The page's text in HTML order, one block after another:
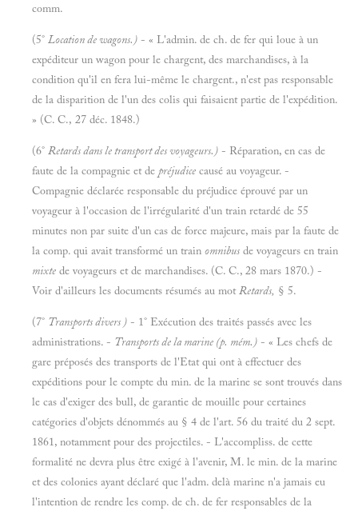
comm.
(5° Location de wagons.) - « L'admin. de ch. de fer qui loue à un
expéditeur un wagon pour le chargent, des marchandises, à la
condition qu'il en fera lui-même le chargent., n'est pas responsable
de la disparition de l'un des colis qui faisaient partie de l'expédition.
» (C. C., 27 déc. 1848.)
(6° Retards dans le transport des voyageurs.) - Réparation, en cas de
faute de la compagnie et de préjudice causé au voyageur. -
Compagnie déclarée responsable du préjudice éprouvé par un
voyageur à l'occasion de l'irrégularité d'un train retardé de 55
minutes non par suite d'un cas de force majeure, mais par la faute de
la comp. qui avait transformé un train omnibus de voyageurs en train
mixte de voyageurs et de marchandises. (C. C., 28 mars 1870.) -
Voir d'ailleurs les documents résumés au motRetards, § 5.
(7° Transports divers ) - 1° Exécution des traités passés avec les
administrations. - Transports de la marine (p. mém.) - « Les chefs de
gare préposés des transports de l'Etat qui ont à effectuer des
expéditions pour le compte du min. de la marine se sont trouvés dans
le cas d'exiger des bull, de garantie de mouille pour certaines
catégories d'objets dénommés au § 4 de l'art. 56 du traité du 2 sept.
1861, notamment pour des projectiles. - L'accompliss. de cette
formalité ne devra plus être exigé à l'avenir, M. le min. de la marine
et des colonies ayant déclaré que l'adm. delà marine n'a jamais eu
l'intention de rendre les comp. de ch. de fer responsables de la